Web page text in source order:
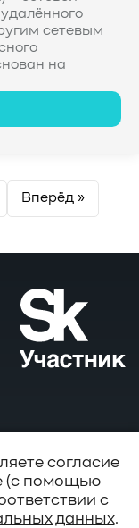
сетевым
на
Вперёд »
согласие
(с помощью
с
данных.